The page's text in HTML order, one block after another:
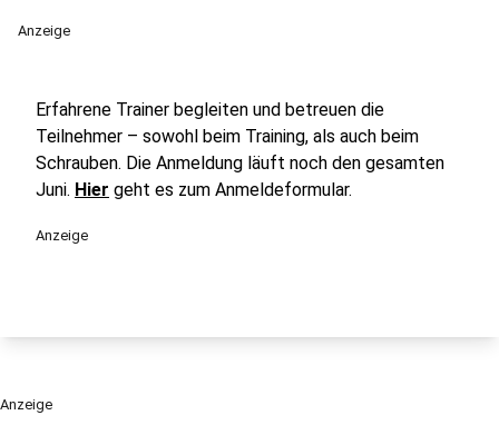
Anzeige
Erfahrene Trainer begleiten und betreuen die
Teilnehmer – sowohl beim Training, als auch beim
Schrauben. Die Anmeldung läuft noch den gesamten
Juni. Hier geht es zum Anmeldeformular.
Anzeige
Anzeige